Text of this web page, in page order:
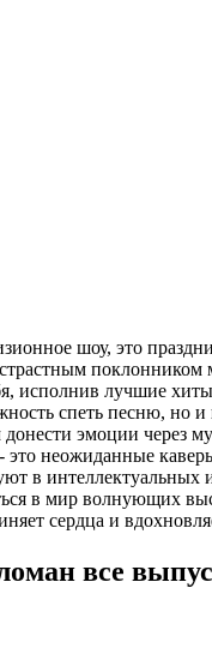
шоу, это
исполнив лучшие
спеть песню, но
эмоции через
неожиданные
в интеллектуальных
в мир волнующих
сердца и
все